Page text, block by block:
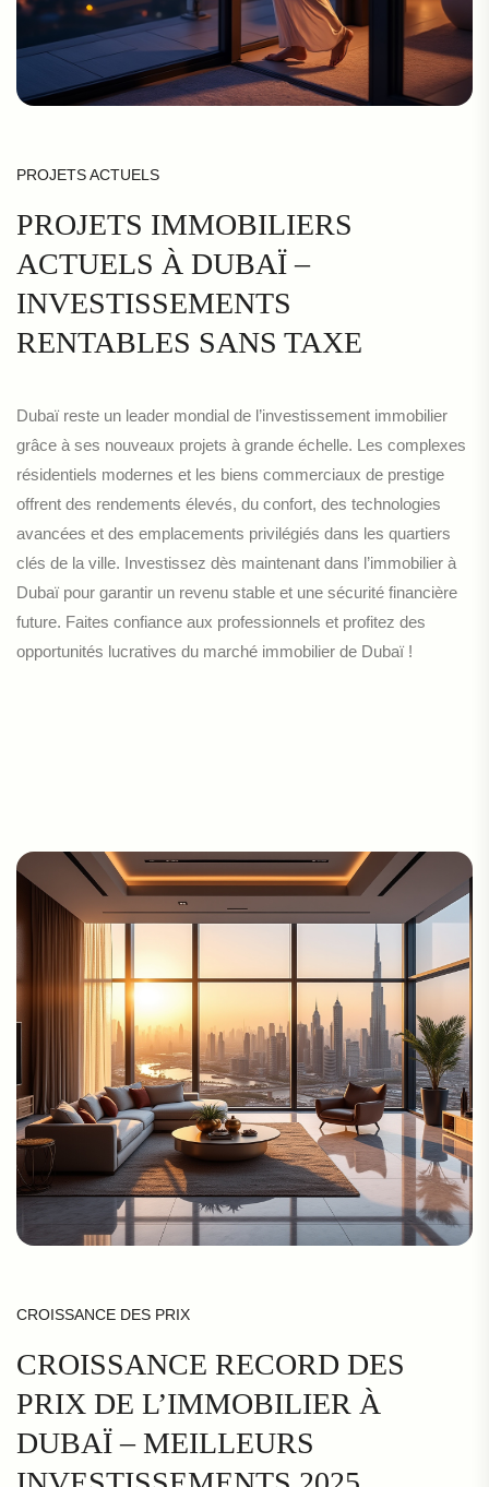
PROJETS ACTUELS
PROJETS IMMOBILIERS
ACTUELS À DUBAÏ –
INVESTISSEMENTS
RENTABLES SANS TAXE
Dubaï reste un leader mondial de l’investissement immobilier
grâce à ses nouveaux projets à grande échelle. Les complexes
résidentiels modernes et les biens commerciaux de prestige
offrent des rendements élevés, du confort, des technologies
avancées et des emplacements privilégiés dans les quartiers
clés de la ville. Investissez dès maintenant dans l’immobilier à
Dubaï pour garantir un revenu stable et une sécurité financière
future. Faites confiance aux professionnels et profitez des
opportunités lucratives du marché immobilier de Dubaï !
CROISSANCE DES PRIX
CROISSANCE RECORD DES
PRIX DE L’IMMOBILIER À
DUBAÏ – MEILLEURS